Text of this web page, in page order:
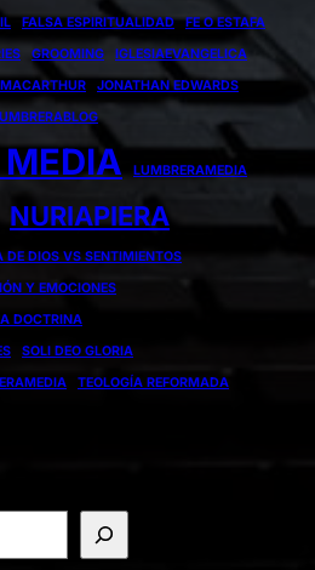
FALSA ESPIRITUALIDAD
FE O ESTAFA
GROOMING
IGLESIAEVANGELICA
JONATHAN EDWARDS
LUMBRERAMEDIA
NURIAPIERA
DE DIOS VS SENTIMIENTOS
Y EMOCIONES
DOCTRINA
SOLI DEO GLORIA
TEOLOGÍA REFORMADA